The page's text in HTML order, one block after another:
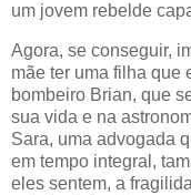
um jovem rebelde
Agora, se conseguir,
mãe ter uma filha que
bombeiro Brian, que
sua vida e na
Sara, uma advogada
em tempo integral,
eles sentem, a